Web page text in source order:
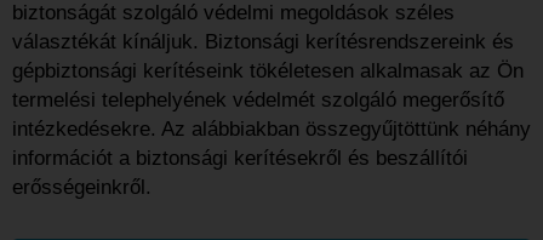
biztonságát szolgáló védelmi megoldások széles
választékát kínáljuk. Biztonsági kerítésrendszereink és
gépbiztonsági kerítéseink tökéletesen alkalmasak az Ön
termelési telephelyének védelmét szolgáló megerősítő
intézkedésekre. Az alábbiakban összegyűjtöttünk néhány
információt a biztonsági kerítésekről és beszállítói
erősségeinkről.